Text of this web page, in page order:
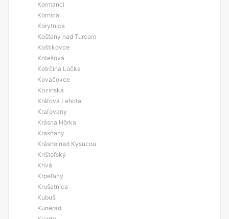
Kormanci
Kornica
Korytnica
Košťany nad Turcom
Koštikovce
Kotešová
Kotrčiná Lúčka
Kovačovce
Kozinská
Kráľová Lehota
Kraľovany
Krásna Hôrka
Krasňany
Krásno nad Kysucou
Krištofský
Krivá
Krpeľany
Krušetnica
Kubuši
Kunerad